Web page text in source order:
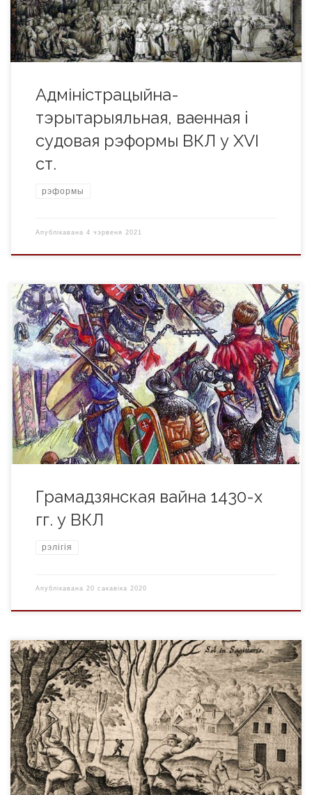
1503 г. ператворана у Вiцебскае ваяводства, у 1504 г. стала
[…]
Адміністрацыйна-
тэрытарыяльная, ваенная i
судовая рэформы ВКЛ у XVI
ст.
рэформы
Апублікавана 4 чэрвеня 2021
Фактычна амаль адразу пасля смерцi Вiтаўта пачалася
грамадзянская вайна. Яна была не проста дынастычнай
барацьбой за ўладу розных палiтычных груповак.
Нацыянальна-рэлiгiйныя супярэчнасцi не далi магчымасцi
лiтвiнскаму грамадству з’яднацца на агульнай iдэйна-
патрыятычнай i канфесiйнай аснове. Гэта моцна аслабляла
ваенна-палiтычную магутнасць ВКЛ i, урэшце, прывяло да
страты дзяржаўнага суверэнiтэту. Штуршком, якi прывёў
[…]
Грамадзянская вайна 1430-х
гг. у ВКЛ
рэлігія
Апублікавана 20 сакавіка 2020
Формы феадальнага землеўладання i феадальных адносiн у
ВКЛ Асноўнай вытворчай ячэйкай феадальнага
грамадства з`яўляецца гаспадарка непасрэднага вытворцы
матэрыяльных каштоўнасцей – селянiна. Таму пры
вывучэннi гiсторыi феадалiзму мы асноўную ўвагу павiнны
надаваць высвятленню пытанняў, што характарызуюць яго
становiшча. Яно ў любым грамадстве залежыць ад формы
ўласнасцi на сродкi вытворчасцi. Пры феадалiзме […]